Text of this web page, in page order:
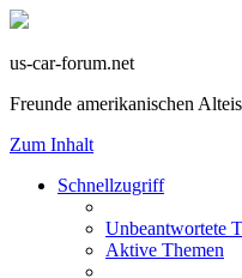
us-car-forum.net
Freunde amerikanischen
Zum Inhalt
Schnellzugriff
Unbeantwortete
Aktive Themen